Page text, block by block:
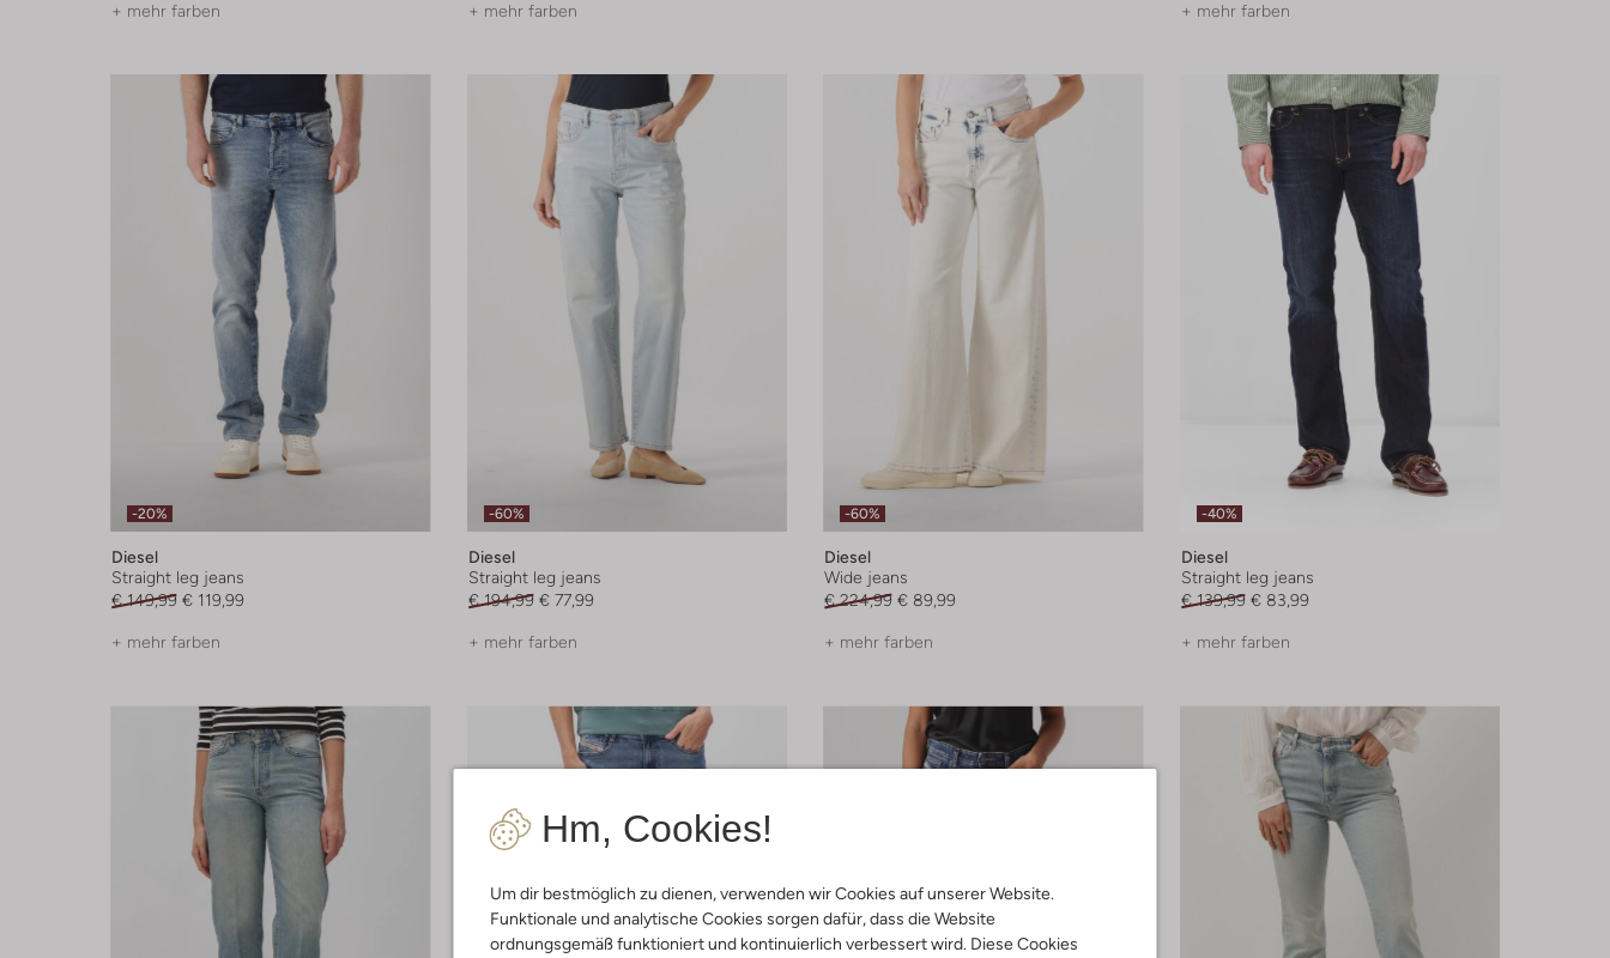
Hm, Cookies!
Um dir bestmöglich zu dienen, verwenden wir Cookies auf unserer Website.
Funktionale und analytische Cookies sorgen dafür, dass die Website
ordnungsgemäß funktioniert und kontinuierlich verbessert wird. Diese Cookies
+ mehr farben + mehr farben + mehr farben
-20%
Diesel
Straight leg jeans
€ 149,99 € 119,99
+ mehr farben
-60%
Diesel
Straight leg jeans
€ 194,99 € 77,99
+ mehr farben
-60%
Diesel
Wide jeans
€ 224,99 € 89,99
+ mehr farben
-40%
Diesel
Straight leg jeans
€ 139,99 € 83,99
+ mehr farben